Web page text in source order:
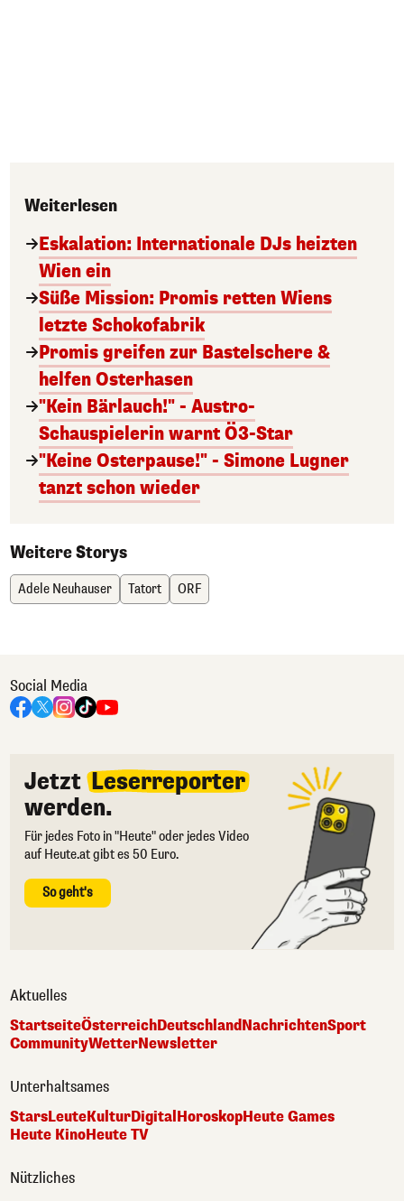
Weiterlesen
Eskalation: Internationale DJs heizten
Wien ein
Süße Mission: Promis retten Wiens
letzte Schokofabrik
Promis greifen zur Bastelschere &
helfen Osterhasen
"Kein Bärlauch!" - Austro-
Schauspielerin warnt Ö3-Star
"Keine Osterpause!" - Simone Lugner
tanzt schon wieder
Weitere Storys
Adele Neuhauser Tatort ORF
Social Media
Jetzt Leserreporter
werden.
Für jedes Foto in "Heute" oder jedes Video
auf Heute.at gibt es 50 Euro.
So geht's
Aktuelles
StartseiteÖsterreichDeutschlandNachrichtenSport
CommunityWetterNewsletter
Unterhaltsames
StarsLeuteKulturDigitalHoroskopHeute Games
Heute KinoHeute TV
Nützliches